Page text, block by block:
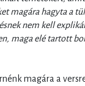
magára hagyta a
nem kell
maga elé tartott
magára a